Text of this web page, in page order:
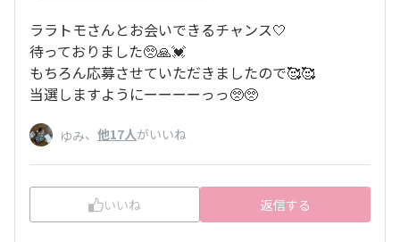
ララトモさんとお会いできるチャンス🤍
待っておりました🥺🙏💓
もちろん応募させていただきましたので🥰🥰
当選しますようにーーーーっっ🥺🥺
ゆみ、 他17人がいいね
いいね 返信する